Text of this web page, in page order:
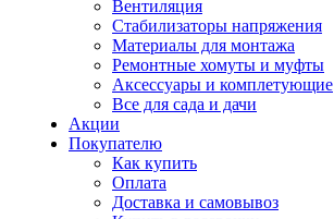
Вентиляция
Стабилизаторы напряжения
Материалы для монтажа
Ремонтные хомуты и муфты
Аксессуары и комплетующие
Все для сада и дачи
Акции
Покупателю
Как купить
Оплата
Доставка и самовывоз